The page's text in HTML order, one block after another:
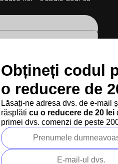
sunteți de acord cu
Produsele noastre sunt
Obțineți codul
o reducere de
Lăsați-ne adresa dvs. de e-mail
răsplăti cu o reducere de 20 lei
primei dvs. comenzi de peste